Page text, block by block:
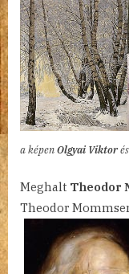
a képenOlgyai Viktor
Meghalt Theodor
Theodor